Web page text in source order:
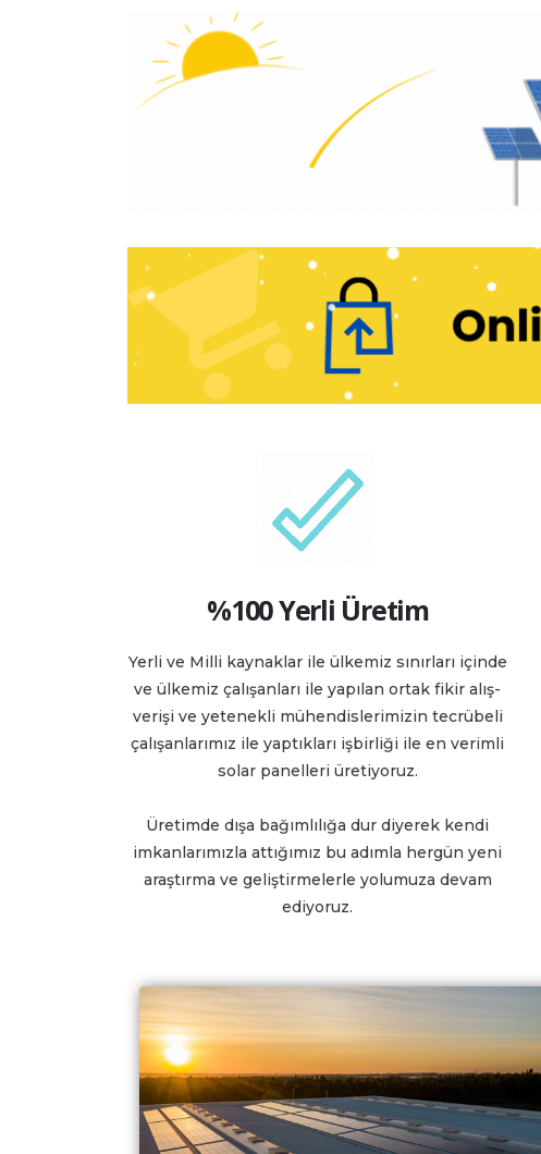
%100 Yerli Üretim
Yerli ve Milli kaynaklar ile ülkemiz sınırları içinde
ve ülkemiz çalışanları ile yapılan ortak fikir alış-
verişi ve yetenekli mühendislerimizin tecrübeli
çalışanlarımız ile yaptıkları işbirliği ile en verimli
solar panelleri üretiyoruz.
Üretimde dışa bağımlılığa dur diyerek kendi
imkanlarımızla attığımız bu adımla hergün yeni
araştırma ve geliştirmelerle yolumuza devam
ediyoruz.